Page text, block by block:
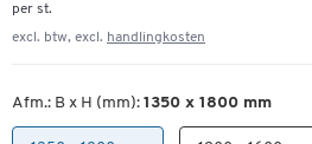
per st.
excl. btw, excl. handlingkosten
Afm.: B x H (mm): 1350 x 1800 mm